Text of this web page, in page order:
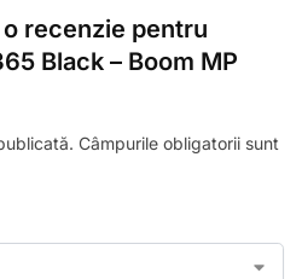
recenzie pentru
Black – Boom MP
Câmpurile obligatorii sunt